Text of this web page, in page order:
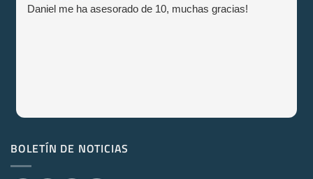
Daniel me ha asesorado de 10, muchas gracias!
BOLETÍN DE NOTICIAS